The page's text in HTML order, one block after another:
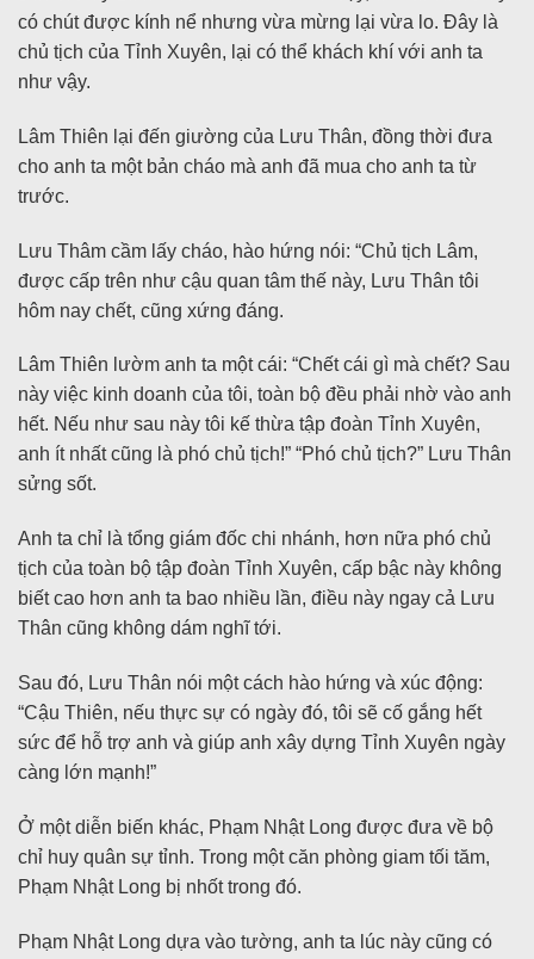
có chút được kính nể nhưng vừa mừng lại vừa lo. Đây là
chủ tịch của Tỉnh Xuyên, lại có thể khách khí với anh ta
như vậy.
Lâm Thiên lại đến giường của Lưu Thân, đồng thời đưa
cho anh ta một bản cháo mà anh đã mua cho anh ta từ
trước.
Lưu Thâm cầm lấy cháo, hào hứng nói: “Chủ tịch Lâm,
được cấp trên như cậu quan tâm thế này, Lưu Thân tôi
hôm nay chết, cũng xứng đáng.
Lâm Thiên lườm anh ta một cái: “Chết cái gì mà chết? Sau
này việc kinh doanh của tôi, toàn bộ đều phải nhờ vào anh
hết. Nếu như sau này tôi kế thừa tập đoàn Tỉnh Xuyên,
anh ít nhất cũng là phó chủ tịch!” “Phó chủ tịch?” Lưu Thân
sửng sốt.
Anh ta chỉ là tổng giám đốc chi nhánh, hơn nữa phó chủ
tịch của toàn bộ tập đoàn Tỉnh Xuyên, cấp bậc này không
biết cao hơn anh ta bao nhiều lần, điều này ngay cả Lưu
Thân cũng không dám nghĩ tới.
Sau đó, Lưu Thân nói một cách hào hứng và xúc động:
“Cậu Thiên, nếu thực sự có ngày đó, tôi sẽ cố gắng hết
sức để hỗ trợ anh và giúp anh xây dựng Tỉnh Xuyên ngày
càng lớn mạnh!”
Ở một diễn biến khác, Phạm Nhật Long được đưa về bộ
chỉ huy quân sự tỉnh. Trong một căn phòng giam tối tăm,
Phạm Nhật Long bị nhốt trong đó.
Phạm Nhật Long dựa vào tường, anh ta lúc này cũng có